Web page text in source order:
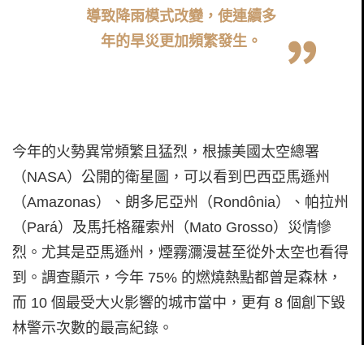
導致降雨模式改變，使連續多
年的旱災更加頻繁發生。
今年的火勢異常頻繁且猛烈，根據美國太空總署
（NASA）公開的衛星圖，可以看到巴西亞馬遜州
（Amazonas）、朗多尼亞州（Rondônia）、帕拉州
（Pará）及馬托格羅索州（Mato Grosso）災情慘
烈。尤其是亞馬遜州，煙霧瀰漫甚至從外太空也看得
到。調查顯示，今年 75% 的燃燒熱點都曾是森林，
而 10 個最受大火影響的城市當中，更有 8 個創下毀
林警示次數的最高紀錄。